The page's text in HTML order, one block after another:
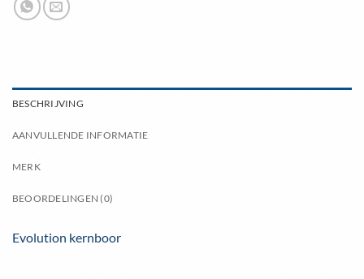
BESCHRIJVING
AANVULLENDE INFORMATIE
MERK
BEOORDELINGEN (0)
Evolution kernboor